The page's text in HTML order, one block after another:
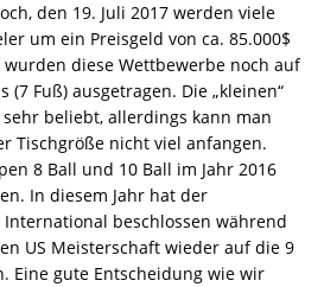
den 19. Juli 2017 werden viele
um ein Preisgeld von ca. 85.000$
diese Wettbewerbe noch auf
(7 Fuß) ausgetragen. Die „kleinen“
beliebt, allerdings kann man
Tischgröße nicht viel anfangen.
8 Ball und 10 Ball im Jahr 2016
In diesem Jahr hat der
beschlossen während
US Meisterschaft wieder auf die 9
Eine gute Entscheidung wie wir